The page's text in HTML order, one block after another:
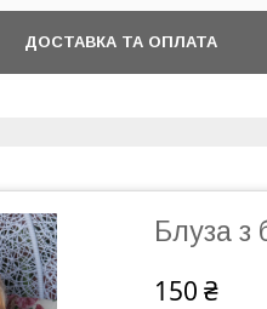
ДОСТАВКА ТА ОПЛАТА
Блуза з
150 ₴